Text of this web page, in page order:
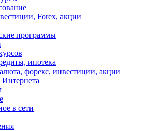
Forex, акции
программы
ипотека
форекс, инвестиции, акции
в сети